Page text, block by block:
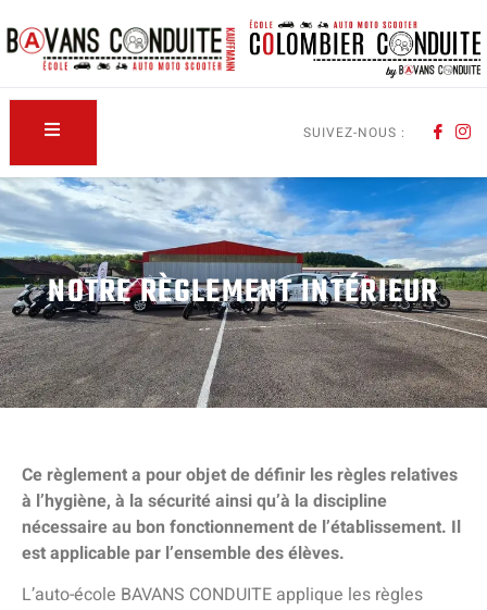
SUIVEZ-NOUS :
NOTRE RÈGLEMENT INTÉRIEUR
Ce règlement a pour objet de définir les règles relatives
à l’hygiène, à la sécurité ainsi qu’à la discipline
nécessaire au bon fonctionnement de l’établissement. Il
est applicable par l’ensemble des élèves.
L’auto-école BAVANS CONDUITE applique les règles